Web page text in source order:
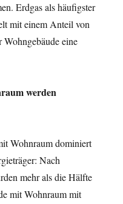
Erdgas als häufigster
mit einem Anteil von
eine
werden
Wohnraum dominiert
Nach
mehr als die Hälfte
mit Wohnraum mit